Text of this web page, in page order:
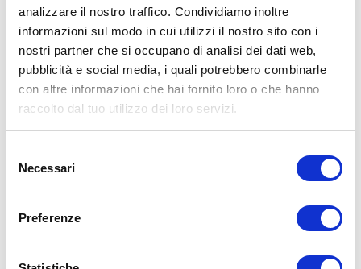
analizzare il nostro traffico. Condividiamo inoltre
informazioni sul modo in cui utilizzi il nostro sito con i
nostri partner che si occupano di analisi dei dati web,
pubblicità e social media, i quali potrebbero combinarle
con altre informazioni che hai fornito loro o che hanno
raccolto dal tuo utilizzo dei loro servizi.
delNecessari
Preferenze
Seleziona uno dei punti vendita sulla
mappa. Clicca sull’ indirizzoper ottenere
leindicazioniin Google Maps, sul
chiamata
per